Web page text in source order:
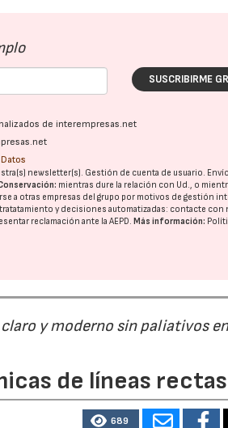
SUSCRIBIRME
de interempresas.net
newsletter(s). Gestión de cuenta de usuario.
mientras dure la relación con Ud., o
a otras empresas del grupo por motivos de gestión
y decisiones automatizadas: contacte con
reclamación ante laAEPD.Más información:
y moderno sin paliativos
de líneas rectas
689